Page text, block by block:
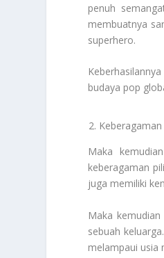
penuh
membuatnya
superhero.
budaya pop
Maka
keberagaman
juga memiliki
Maka
sebuah
melampaui usia